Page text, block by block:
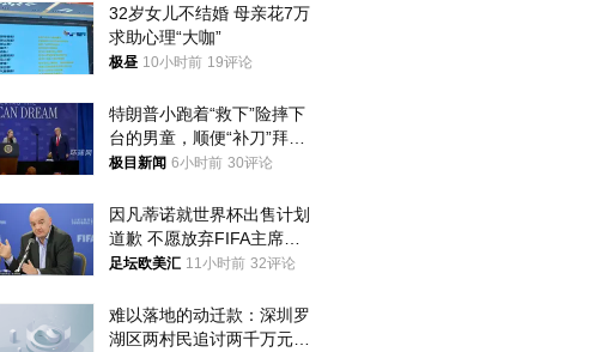
32岁女儿不结婚 母亲花7万
求助心理“大咖”
极昼 10小时前 19评论
特朗普小跑着“救下”险摔下
台的男童，顺便“补刀”拜
登：“我可不想他像拜登一
极目新闻 6小时前 30评论
因凡蒂诺就世界杯出售计划
道歉 不愿放弃FIFA主席职
位
足坛欧美汇 11小时前 32评论
难以落地的动迁款：深圳罗
湖区两村民追讨两千万元动